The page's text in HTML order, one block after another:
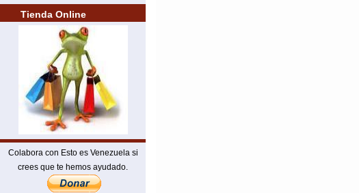
Tienda Online
Colabora con Esto es Venezuela si
crees que te hemos ayudado.